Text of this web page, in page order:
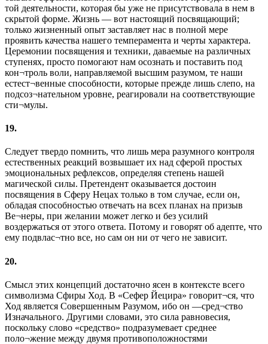
той деятельности, которая бы уже не присутствовала в нем в
скрытой форме. Жизнь — вот настоящий посвящающий;
только жизненный опыт заставляет нас в полной мере
проявить качества нашего темперамента и черты характера.
Церемонии посвящения и техники, даваемые на различных
ступенях, просто помогают нам осознать и поставить под
кон¬троль воли, направляемой высшим разумом, те наши
естест¬венные способности, которые прежде лишь слепо, на
подсоз¬нательном уровне, реагировали на соответствующие
сти¬мулы.
19.
Следует твердо помнить, что лишь мера разумного контроля
естественных реакций возвышает их над сферой простых
эмоциональных рефлексов, определяя степень нашей
магической силы. Претендент оказывается достоин
посвящения в Сферу Нецах только в том случае, если он,
обладая способностью отвечать на всех планах на призыв
Ве¬неры, при желании может легко и без усилий
воздержаться от этого ответа. Потому и говорят об адепте, что
ему подвлас¬тно все, но сам он ни от чего не зависит.
20.
Смысл этих концепций достаточно ясен в контексте всего
символизма Сфиры Ход. В «Сефер Йецира» говорит¬ся, что
Ход является Совершенным Разумом, ибо он —сред¬ство
Изначального. Другими словами, это сила равновесия,
поскольку слово «средство» подразумевает среднее
поло¬жение между двумя противоположностями